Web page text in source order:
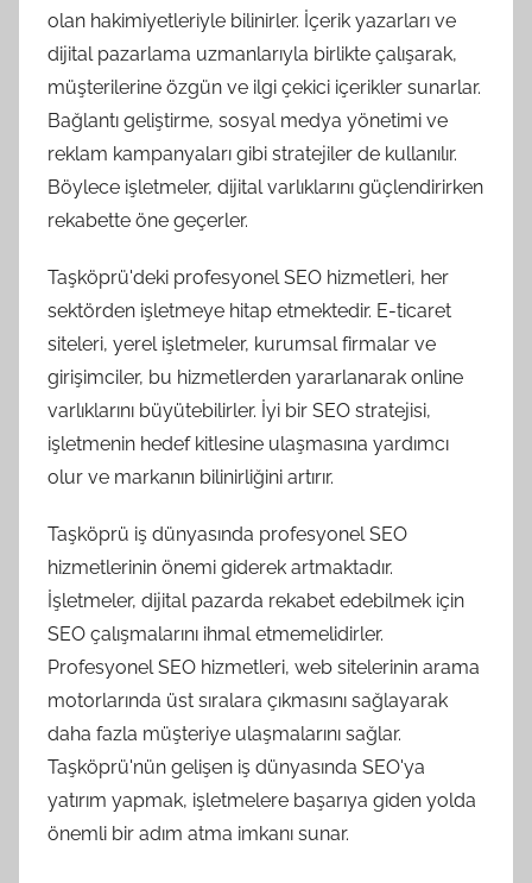
olan hakimiyetleriyle bilinirler. İçerik yazarları ve
dijital pazarlama uzmanlarıyla birlikte çalışarak,
müşterilerine özgün ve ilgi çekici içerikler sunarlar.
Bağlantı geliştirme, sosyal medya yönetimi ve
reklam kampanyaları gibi stratejiler de kullanılır.
Böylece işletmeler, dijital varlıklarını güçlendirirken
rekabette öne geçerler.
Taşköprü'deki profesyonel SEO hizmetleri, her
sektörden işletmeye hitap etmektedir. E-ticaret
siteleri, yerel işletmeler, kurumsal firmalar ve
girişimciler, bu hizmetlerden yararlanarak online
varlıklarını büyütebilirler. İyi bir SEO stratejisi,
işletmenin hedef kitlesine ulaşmasına yardımcı
olur ve markanın bilinirliğini artırır.
Taşköprü iş dünyasında profesyonel SEO
hizmetlerinin önemi giderek artmaktadır.
İşletmeler, dijital pazarda rekabet edebilmek için
SEO çalışmalarını ihmal etmemelidirler.
Profesyonel SEO hizmetleri, web sitelerinin arama
motorlarında üst sıralara çıkmasını sağlayarak
daha fazla müşteriye ulaşmalarını sağlar.
Taşköprü'nün gelişen iş dünyasında SEO'ya
yatırım yapmak, işletmelere başarıya giden yolda
önemli bir adım atma imkanı sunar.